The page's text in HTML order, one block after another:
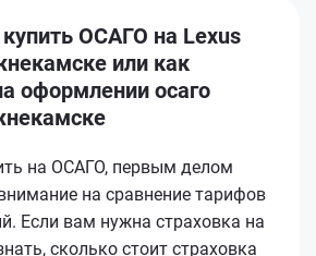
ОСАГО на Lexus
или как
оформлении осаго
на ОСАГО, первым делом
на сравнение тарифов
Если вам нужна страховка на
сколько стоит страховка